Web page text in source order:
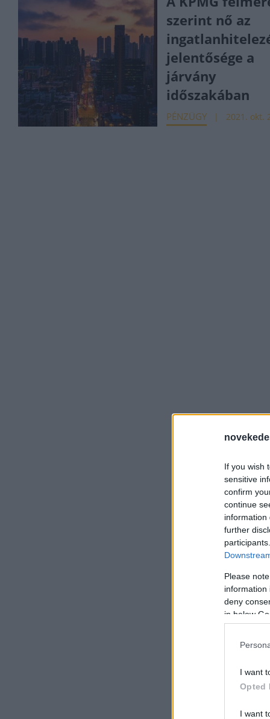
If you wish
sensitive
confirm
continue
information
further
Please
information
deny
in below
I want
Opted
I want
szerint nő az
jelentősége a
járvány
időszakában
PÉNZÜGY 2021. okt.